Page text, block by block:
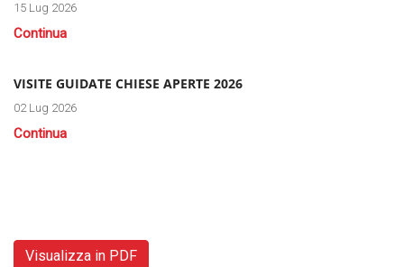
15 Lug 2026
Continua
VISITE GUIDATE CHIESE APERTE 2026
02 Lug 2026
Continua
Visualizza in PDF